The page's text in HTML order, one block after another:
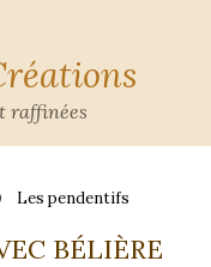
raffinées
Les pendentifs
BÉLIÈRE